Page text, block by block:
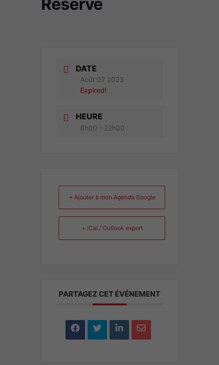
DATE
Août 07 2023
Expired!
HEURE
8h00 - 22h00
+ Ajouter à mon Agenda Google
+ iCal / Outlook export
PARTAGEZ CET ÉVÉNEMENT